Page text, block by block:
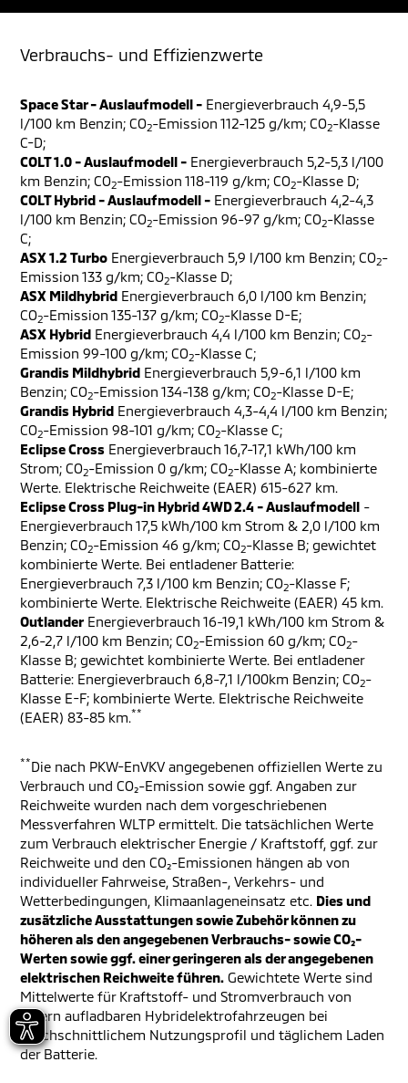
Verbrauchs- und Effizienzwerte
Space Star - Auslaufmodell - Energieverbrauch 4,9-5,5
l/100 km Benzin; CO2-Emission 112-125 g/km; CO2-Klasse
C-D;
COLT 1.0 - Auslaufmodell - Energieverbrauch 5,2-5,3 l/100
km Benzin; CO2-Emission 118-119 g/km; CO2-Klasse D;
COLT Hybrid - Auslaufmodell - Energieverbrauch 4,2-4,3
l/100 km Benzin; CO2-Emission 96-97 g/km; CO2-Klasse
C;
ASX 1.2 Turbo Energieverbrauch 5,9 l/100 km Benzin; CO2-
Emission 133 g/km; CO2-Klasse D;
ASX Mildhybrid Energieverbrauch 6,0 l/100 km Benzin;
CO2-Emission 135-137 g/km; CO2-Klasse D-E;
ASX Hybrid Energieverbrauch 4,4 l/100 km Benzin; CO2-
Emission 99-100 g/km; CO2-Klasse C;
Grandis Mildhybrid Energieverbrauch 5,9-6,1 l/100 km
Benzin; CO2-Emission 134-138 g/km; CO2-Klasse D-E;
Grandis Hybrid Energieverbrauch 4,3-4,4 l/100 km Benzin;
CO2-Emission 98-101 g/km; CO2-Klasse C;
Eclipse Cross Energieverbrauch 16,7-17,1 kWh/100 km
Strom; CO2-Emission 0 g/km; CO2-Klasse A; kombinierte
Werte. Elektrische Reichweite (EAER) 615-627 km.
Eclipse Cross Plug-in Hybrid 4WD 2.4 - Auslaufmodell -
Energieverbrauch 17,5 kWh/100 km Strom & 2,0 l/100 km
Benzin; CO2-Emission 46 g/km; CO2-Klasse B; gewichtet
kombinierte Werte. Bei entladener Batterie:
Energieverbrauch 7,3 l/100 km Benzin; CO2-Klasse F;
kombinierte Werte. Elektrische Reichweite (EAER) 45 km.
Outlander Energieverbrauch 16-19,1 kWh/100 km Strom &
2,6-2,7 l/100 km Benzin; CO2-Emission 60 g/km; CO2-
Klasse B; gewichtet kombinierte Werte. Bei entladener
Batterie: Energieverbrauch 6,8-7,1 l/100km Benzin; CO2-
Klasse E-F; kombinierte Werte. Elektrische Reichweite
(EAER) 83-85 km.**
**Die nach PKW-EnVKV angegebenen offiziellen Werte zu
Verbrauch und CO₂-Emission sowie ggf. Angaben zur
Reichweite wurden nach dem vorgeschriebenen
Messverfahren WLTP ermittelt. Die tatsächlichen Werte
zum Verbrauch elektrischer Energie / Kraftstoff, ggf. zur
Reichweite und den CO₂-Emissionen hängen ab von
individueller Fahrweise, Straßen-, Verkehrs- und
Wetterbedingungen, Klimaanlageneinsatz etc. Dies und
zusätzliche Ausstattungen sowie Zubehör können zu
höheren als den angegebenen Verbrauchs- sowie CO₂-
Werten sowie ggf. einer geringeren als der angegebenen
elektrischen Reichweite führen. Gewichtete Werte sind
Mittelwerte für Kraftstoff- und Stromverbrauch von
extern aufladbaren Hybridelektrofahrzeugen bei
durchschnittlichem Nutzungsprofil und täglichem Laden
der Batterie.